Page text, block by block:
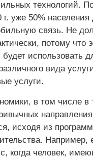
технологий.
г. уже 50%
связь. Не
потому что
использовать
вида
услуги.
в том числе в
исходя из
Например,
когда человек,